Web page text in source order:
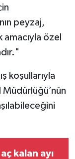
peyzaj,
amacıyla özel
koşullarıyla
kalan ayı